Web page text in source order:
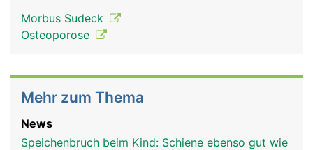
Morbus Sudeck
Osteoporose
Mehr zum Thema
News
Speichenbruch beim Kind: Schiene ebenso gut wie